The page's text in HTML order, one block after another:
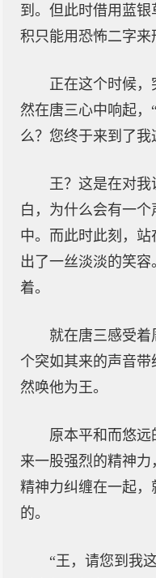
到。但此时借用蓝
积只能用恐怖二字来
正在这个时候
然在唐三心中响起，
么？您终于来到了我
王？这是在对
白，为什么会有一
中。而此时此刻，
出了一丝淡淡的笑
着。
就在唐三感受
个突如其来的声音
然唤他为王。
原本平和而悠
来一股强烈的精神
精神力纠缠在一起
的。
“王，请您到我